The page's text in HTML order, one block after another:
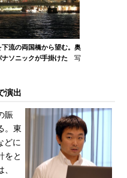
流の両国橋から望む。奥
ソニックが手掛けた 写
演出
賑
。東
どに
をと